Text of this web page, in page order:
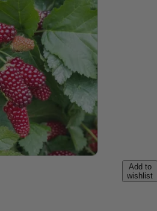
Add to
wishlist